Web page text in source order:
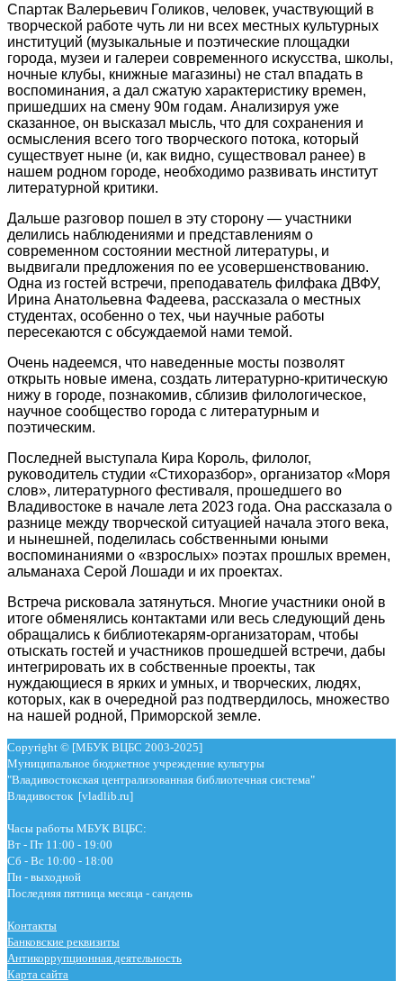
Спартак Валерьевич Голиков, человек, участвующий в
творческой работе чуть ли ни всех местных культурных
институций (музыкальные и поэтические площадки
города, музеи и галереи современного искусства, школы,
ночные клубы, книжные магазины) не стал впадать в
воспоминания, а дал сжатую характеристику времен,
пришедших на смену 90м годам. Анализируя уже
сказанное, он высказал мысль, что для сохранения и
осмысления всего того творческого потока, который
существует ныне (и, как видно, существовал ранее) в
нашем родном городе, необходимо развивать институт
литературной критики.
Дальше разговор пошел в эту сторону — участники
делились наблюдениями и представлениям о
современном состоянии местной литературы, и
выдвигали предложения по ее усовершенствованию.
Одна из гостей встречи, преподаватель филфака ДВФУ,
Ирина Анатольевна Фадеева, рассказала о местных
студентах, особенно о тех, чьи научные работы
пересекаются с обсуждаемой нами темой.
Очень надеемся, что наведенные мосты позволят
открыть новые имена, создать литературно-критическую
нижу в городе, познакомив, сблизив филологическое,
научное сообщество города с литературным и
поэтическим.
Последней выступала Кира Король, филолог,
руководитель студии «Стихоразбор», организатор «Моря
слов», литературного фестиваля, прошедшего во
Владивостоке в начале лета 2023 года. Она рассказала о
разнице между творческой ситуацией начала этого века,
и нынешней, поделилась собственными юными
воспоминаниями о «взрослых» поэтах прошлых времен,
альманаха Серой Лошади и их проектах.
Встреча рисковала затянуться. Многие участники оной в
итоге обменялись контактами или весь следующий день
обращались к библиотекарям-организаторам, чтобы
отыскать гостей и участников прошедшей встречи, дабы
интегрировать их в собственные проекты, так
нуждающиеся в ярких и умных, и творческих, людях,
которых, как в очередной раз подтвердилось, множество
на нашей родной, Приморской земле.
Copyright © [МБУК ВЦБС 2003-2025]
Муниципальное бюджетное учреждение культуры
"Владивостокская централизованная библиотечная система"
Владивосток [vladlib.ru]
Часы работы МБУК ВЦБС:
Вт - Пт 11:00 - 19:00
Сб - Вс 10:00 - 18:00
Пн - выходной
Последняя пятница месяца - сандень
Контакты
Банковские реквизиты
Антикоррупционная деятельность
Карта сайта